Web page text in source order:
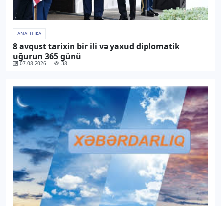
ANALITIKA
8 avqust tarixin bir ili və yaxud diplomatik
uğurun 365 günü
07.08.2026 38